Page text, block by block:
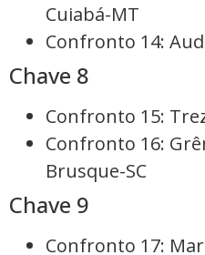
Cuiabá-MT
Confronto 14:
Chave 8
Confronto 15:
Confronto 16:
Brusque-SC
Chave 9
Confronto 17: